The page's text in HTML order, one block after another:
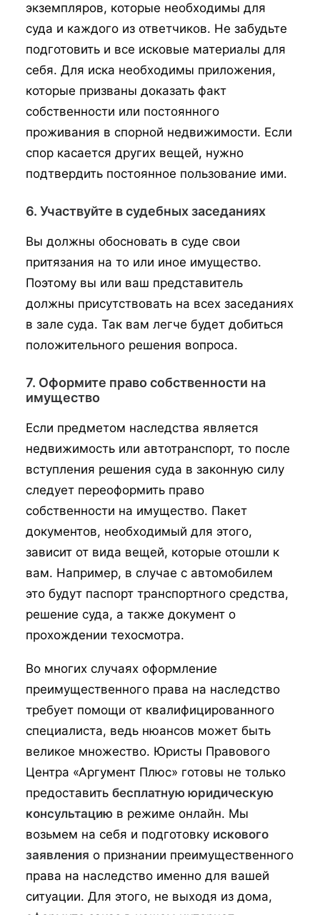
экземпляров, которые необходимы для
суда и каждого из ответчиков. Не забудьте
подготовить и все исковые материалы для
себя. Для иска необходимы приложения,
которые призваны доказать факт
собственности или постоянного
проживания в спорной недвижимости. Если
спор касается других вещей, нужно
подтвердить постоянное пользование ими.
6. Участвуйте в судебных заседаниях
Вы должны обосновать в суде свои
притязания на то или иное имущество.
Поэтому вы или ваш представитель
должны присутствовать на всех заседаниях
в зале суда. Так вам легче будет добиться
положительного решения вопроса.
7. Оформите право собственности на
имущество
Если предметом наследства является
недвижимость или автотранспорт, то после
вступления решения суда в законную силу
следует переоформить право
собственности на имущество. Пакет
документов, необходимый для этого,
зависит от вида вещей, которые отошли к
вам. Например, в случае с автомобилем
это будут паспорт транспортного средства,
решение суда, а также документ о
прохождении техосмотра.
Во многих случаях оформление
преимущественного права на наследство
требует помощи от квалифицированного
специалиста, ведь нюансов может быть
великое множество. Юристы Правового
Центра «Аргумент Плюс» готовы не только
предоставить бесплатную юридическую
консультацию в режиме онлайн. Мы
возьмем на себя и подготовку искового
заявления о признании преимущественного
права на наследство именно для вашей
ситуации. Для этого, не выходя из дома,